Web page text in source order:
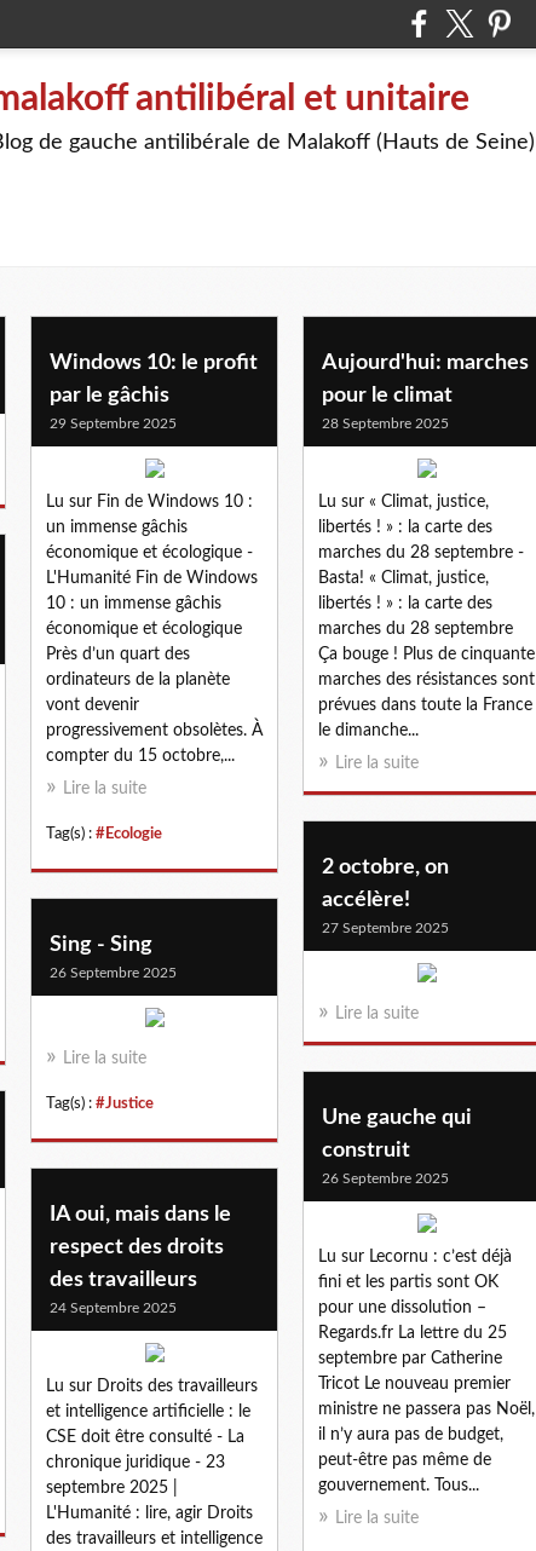
antilibéral et unitaire
de gauche antilibérale de Malakoff (Hauts de Seine)
Windows 10: le profit
par le gâchis
29 Septembre 2025
Lu sur Fin de Windows 10 :
un immense gâchis
économique et écologique -
L'Humanité Fin de Windows
10 : un immense gâchis
économique et écologique
Près d’un quart des
ordinateurs de la planète
vont devenir
progressivement obsolètes. À
compter du 15 octobre,...
Lire la suite
Tag(s) : #Ecologie
Aujourd'hui: marches
pour le climat
28 Septembre 2025
Lu sur « Climat, justice,
libertés ! » : la carte des
marches du 28 septembre -
Basta! « Climat, justice,
libertés ! » : la carte des
marches du 28 septembre
Ça bouge ! Plus de cinquante
marches des résistances sont
prévues dans toute la France
le dimanche...
Lire la suite
2 octobre, on
accélère!
27 Septembre 2025
Lire la suite
Sing - Sing
26 Septembre 2025
Lire la suite
Tag(s) : #Justice
Une gauche qui
construit
26 Septembre 2025
Lu sur Lecornu : c’est déjà
fini et les partis sont OK
pour une dissolution –
Regards.fr La lettre du 25
septembre par Catherine
Tricot Le nouveau premier
ministre ne passera pas Noël,
il n’y aura pas de budget,
peut-être pas même de
gouvernement. Tous...
Lire la suite
IA oui, mais dans le
respect des droits
des travailleurs
24 Septembre 2025
Lu sur Droits des travailleurs
et intelligence artificielle : le
CSE doit être consulté - La
chronique juridique - 23
septembre 2025 |
L'Humanité : lire, agir Droits
des travailleurs et intelligence